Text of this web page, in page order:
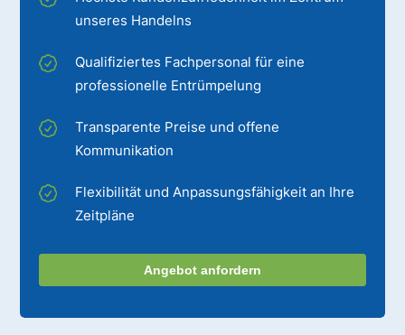
unseres Handelns
Qualifiziertes Fachpersonal für eine
professionelle Entrümpelung
Transparente Preise und offene
Kommunikation
Flexibilität und Anpassungsfähigkeit an Ihre
Zeitpläne
Angebot anfordern